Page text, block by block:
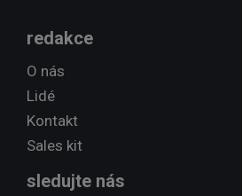
redakce
O nás
Lidé
Kontakt
Sales kit
sledujte nás